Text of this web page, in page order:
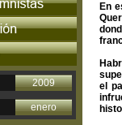
2009
enero
En
el